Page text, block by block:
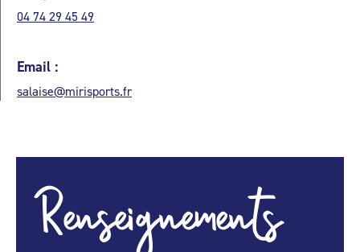
04 74 29 45 49
Email :
salaise@mirisports.fr
Renseignements